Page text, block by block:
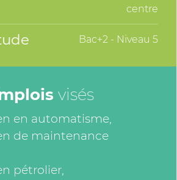
centre
Bac+2 - Niveau 5
visés
en automatisme,
de maintenance
pétrolier,